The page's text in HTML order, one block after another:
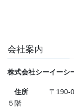
ー
ジ
送
り
会社案内
株式会社シーイー
住所 〒190-
５階